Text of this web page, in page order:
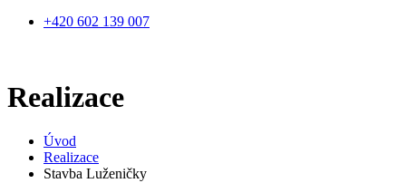
+420 602 139 007
Realizace
Úvod
Realizace
Stavba Luženičky